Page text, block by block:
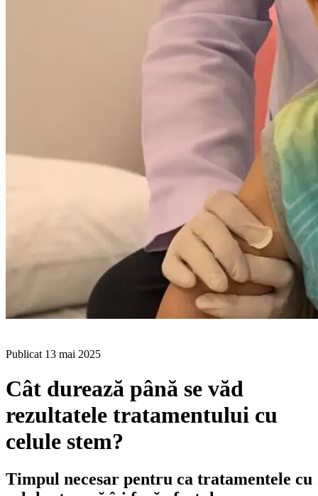
Publicat 13 mai 2025
Cât durează până se văd
rezultatele tratamentului cu
celule stem?
Timpul necesar pentru ca tratamentele cu